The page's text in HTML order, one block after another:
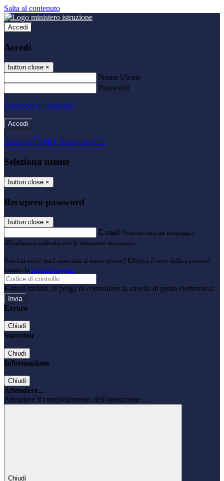
Salta al contenuto
Accedi
Accedi
button close ×
Nome Utente
Password
Password dimenticata?
-
Entra con SPID Entra con CIE
Seleziona utente
button close ×
Recupero password
button close ×
E-mail Verrà inviato un messaggio
all'indirizzo indicato con le istruzioni necessarie.
Non hai una e-mail associata al nome utente? Effettua il reset della password
tramite la Login Spaggiari
E-mail inviata, si prega di controllare la casella di posta elettronica!
Errore
Chiudi
Successo
Chiudi
Informazione
Chiudi
Attendere...
Attendere il completamento dell'operazione...
Chiudi